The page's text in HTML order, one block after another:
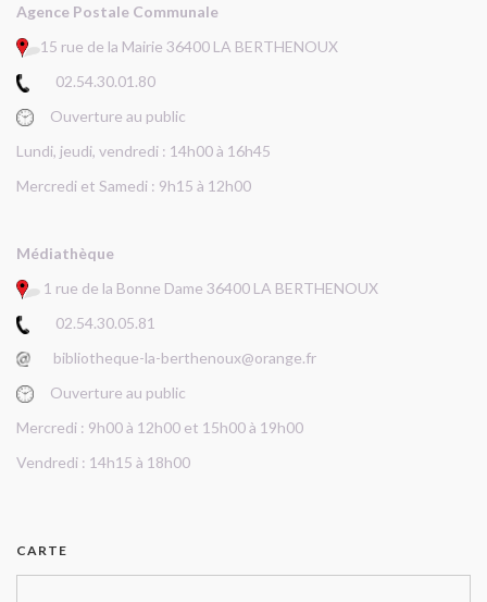
Agence Postale Communale
15 rue de la Mairie 36400 LA BERTHENOUX
02.54.30.01.80
Ouverture au public
Lundi, jeudi, vendredi : 14h00 à 16h45
Mercredi et Samedi : 9h15 à 12h00
Médiathèque
1 rue de la Bonne Dame 36400 LA BERTHENOUX
02.54.30.05.81
bibliotheque-la-berthenoux@orange.fr
Ouverture au public
Mercredi : 9h00 à 12h00 et 15h00 à 19h00
Vendredi : 14h15 à 18h00
CARTE